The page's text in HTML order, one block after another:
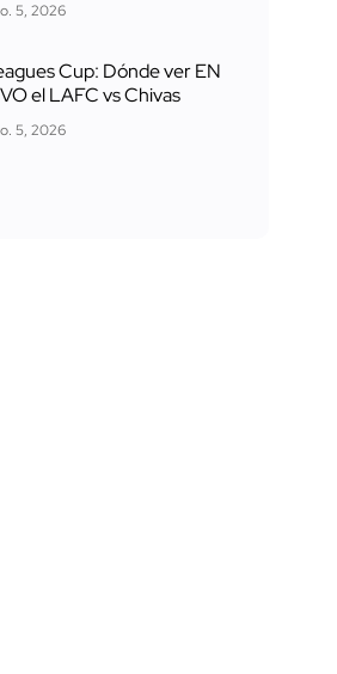
5, 2026
Cup: Dónde ver EN
el LAFC vs Chivas
5, 2026